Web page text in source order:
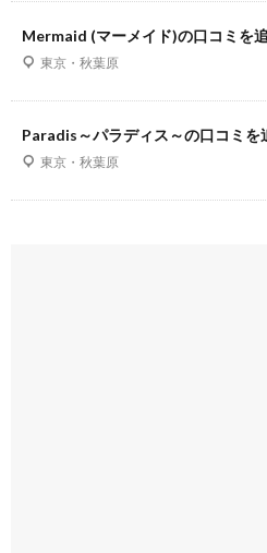
Mermaid (マーメイド)の口コミを追
東京・秋葉原
Paradis～パラディス～の口コミを
東京・秋葉原